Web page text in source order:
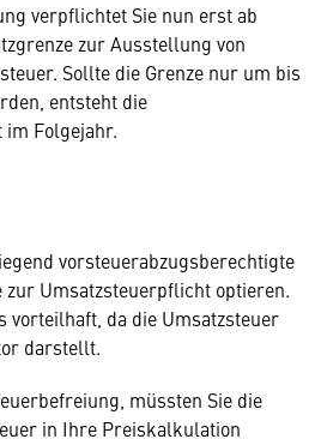
verpflichtet Sie nun erst ab
zur Ausstellung von
Sollte die Grenze nur um bis
entsteht die
Folgejahr.
vorsteuerabzugsberechtigte
zur Umsatzsteuerpflicht optieren.
vorteilhaft, da die Umsatzsteuer
darstellt.
müssten Sie die
in Ihre Preiskalkulation